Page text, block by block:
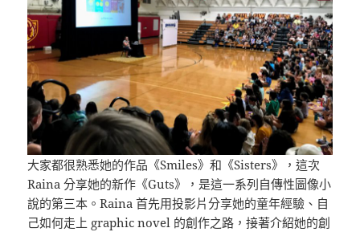
大家都很熟悉她的作品《Smiles》和《Sisters》，這次
Raina 分享她的新作《Guts》，是這一系列自傳性圖像小
說的第三本。Raina 首先用投影片分享她的童年經驗、自
己如何走上 graphic novel 的創作之路，接著介紹她的創